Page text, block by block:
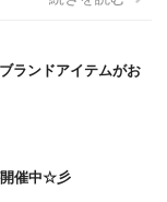
テム
ランドアイテムがお
開催中☆彡